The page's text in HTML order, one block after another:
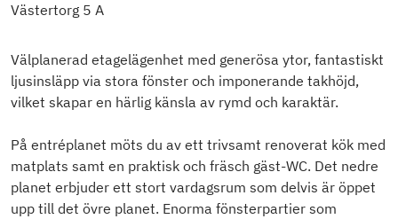
Västertorg 5 A
Välplanerad etagelägenhet med generösa ytor, fantastiskt
ljusinsläpp via stora fönster och imponerande takhöjd,
vilket skapar en härlig känsla av rymd och karaktär.
På entréplanet möts du av ett trivsamt renoverat kök med
matplats samt en praktisk och fräsch gäst-WC. Det nedre
planet erbjuder ett stort vardagsrum som delvis är öppet
upp till det övre planet. Enorma fönsterpartier som